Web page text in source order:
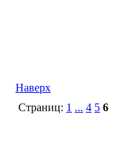
Наверх
Страниц: 1 ... 4 5 6